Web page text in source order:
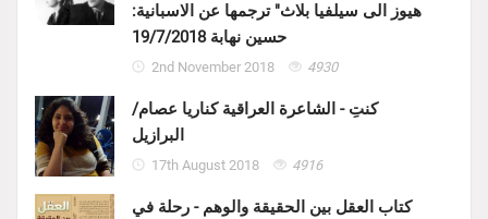
هيوز الى سيلفيا بلاث" ترجمها عن الاسبانية:
حسين نهابة 19/7/2018
2nd November 2018 4930
كنتِ - الشاعرة العراقية كناريا عصام/
البرازيل
17th August 2018 4916
كتاب العقل بين الحقيقة والوهم - رحلة في